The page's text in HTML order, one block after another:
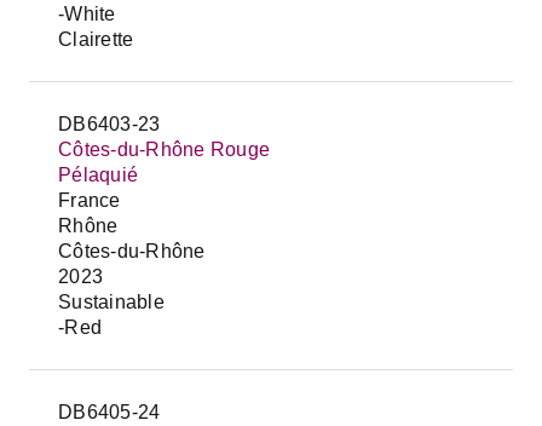
-White
Clairette
DB6403-23
Côtes-du-Rhône Rouge
Pélaquié
France
Rhône
Côtes-du-Rhône
2023
Sustainable
-Red
DB6405-24